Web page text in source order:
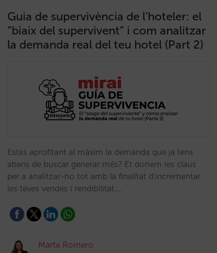
Guia de supervivència de l’hoteler: el
“biaix del supervivent” i com analitzar
la demanda real del teu hotel (Part 2)
Estàs aprofitant al màxim la demanda que ja tens
abans de buscar generar més? Et donem les claus
per a analitzar-ho tot amb la finalitat d'incrementar
les teves vendes i rendibilitat.…
Marta Romero